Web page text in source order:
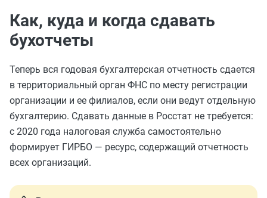
Как, куда и когда сдавать
бухотчеты
Теперь вся годовая бухгалтерская отчетность сдается
в территориальный орган ФНС по месту регистрации
организации и ее филиалов, если они ведут отдельную
бухгалтерию. Сдавать данные в Росстат не требуется:
с 2020 года налоговая служба самостоятельно
формирует ГИРБО — ресурс, содержащий отчетность
всех организаций.